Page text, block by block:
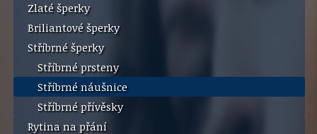
Zlaté šperky
Briliantové šperky
Stříbrné šperky
Stříbrné prsteny
Stříbrné náušnice
Stříbrné přívěsky
Rytina na přání